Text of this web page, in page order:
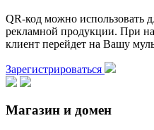
QR-код можно использовать
рекламной продукции. При
клиент перейдет на Вашу
Зарегистрироваться
Магазин и домен